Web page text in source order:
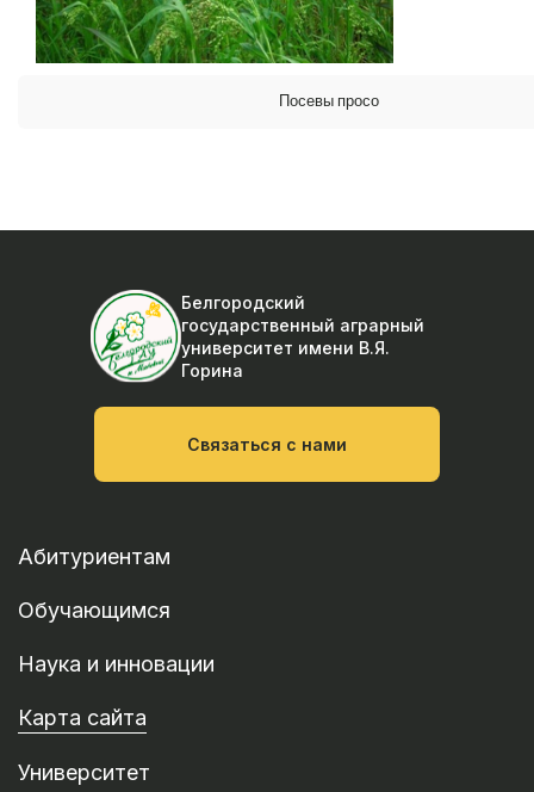
Посевы просо
Белгородский
государственный аграрный
университет имени В.Я.
Горина
Связаться с нами
Абитуриентам
Обучающимся
Наука и инновации
Карта сайта
Университет